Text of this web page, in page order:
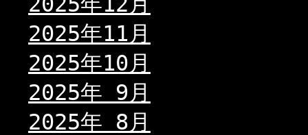
2025年11月
2025年10月
2025年 9月
2025年 8月